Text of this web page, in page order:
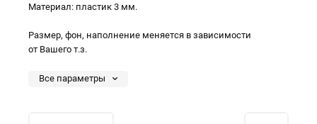
Материал: пластик 3 мм.
Размер, фон, наполнение меняется в зависимости
от Вашего т.з.
Все параметры